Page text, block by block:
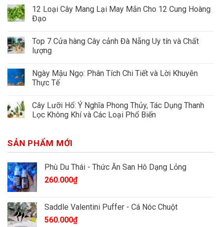
12 Loại Cây Mang Lại May Mắn Cho 12 Cung Hoàng
Đạo
Top 7 Cửa hàng Cây cảnh Đà Nẵng Uy tín và Chất
lượng
Ngày Mậu Ngọ: Phân Tích Chi Tiết và Lời Khuyên
Thực Tế
Cây Lưỡi Hổ: Ý Nghĩa Phong Thủy, Tác Dụng Thanh
Lọc Không Khí và Các Loại Phổ Biến
SẢN PHẨM MỚI
Phù Du Thái - Thức Ăn San Hô Dạng Lỏng
260.000₫
Saddle Valentini Puffer - Cá Nóc Chuột
560.000₫